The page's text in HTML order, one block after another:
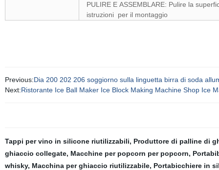
PULIRE E ASSEMBLARE: Pulire la
istruzioni per il montaggio
Previous:Dia 200 202 206 soggiorno sulla linguetta birra di soda
Next:Ristorante Ice Ball Maker Ice Block Making Machine Shop Ice
Tappi per vino in silicone riutilizzabili, Produttore di palline di
ghiaccio collegate, Macchine per popcorn per popcorn,
whisky, Macchina per ghiaccio riutilizzabile, Portabicchiere in